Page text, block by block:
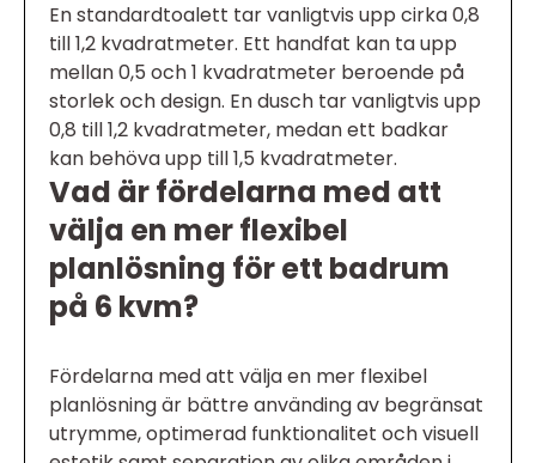
En standardtoalett tar vanligtvis upp cirka 0,8
till 1,2 kvadratmeter. Ett handfat kan ta upp
mellan 0,5 och 1 kvadratmeter beroende på
storlek och design. En dusch tar vanligtvis upp
0,8 till 1,2 kvadratmeter, medan ett badkar
kan behöva upp till 1,5 kvadratmeter.
Vad är fördelarna med att
välja en mer flexibel
planlösning för ett badrum
på 6 kvm?
Fördelarna med att välja en mer flexibel
planlösning är bättre använding av begränsat
utrymme, optimerad funktionalitet och visuell